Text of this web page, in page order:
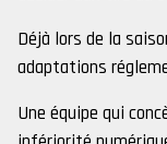
Déjà lors de la
adaptations
Une équipe qui